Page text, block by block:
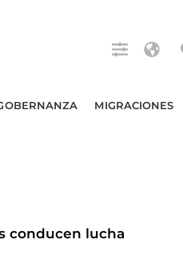
MIGRACIONES
conducen lucha